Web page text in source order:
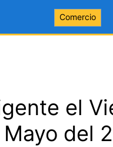
Comercio
el
Mayo del